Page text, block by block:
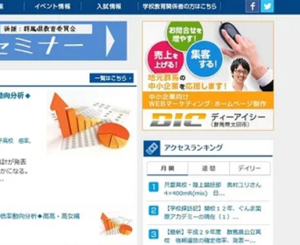
ット ゲーム・サービス開発
書籍・雑誌出版
チャレンジ
性化
CAMPFIRE for Social Good
CAMPFIREふるさと納税machi-ya